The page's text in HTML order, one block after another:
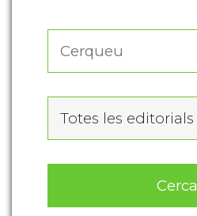
Totes les editorials
Cerca